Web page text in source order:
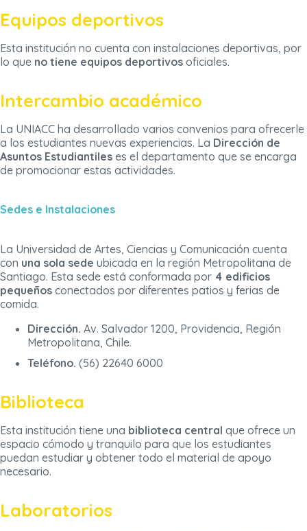
Equipos deportivos
Esta institución no cuenta con instalaciones deportivas, por
lo que no tiene equipos deportivos oficiales.
Intercambio académico
La UNIACC ha desarrollado varios convenios para ofrecerle
a los estudiantes nuevas experiencias. La Dirección de
Asuntos Estudiantiles es el departamento que se encarga
de promocionar estas actividades.
Sedes e Instalaciones
La Universidad de Artes, Ciencias y Comunicación cuenta
con una sola sede ubicada en la región Metropolitana de
Santiago. Esta sede está conformada por 4 edificios
pequeños conectados por diferentes patios y ferias de
comida.
Dirección. Av. Salvador 1200, Providencia, Región
Metropolitana, Chile.
Teléfono. (56) 22640 6000
Biblioteca
Esta institución tiene una biblioteca central que ofrece un
espacio cómodo y tranquilo para que los estudiantes
puedan estudiar y obtener todo el material de apoyo
necesario.
Laboratorios